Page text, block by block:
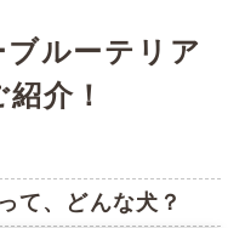
ブルーテリア
介！
て、どんな犬？